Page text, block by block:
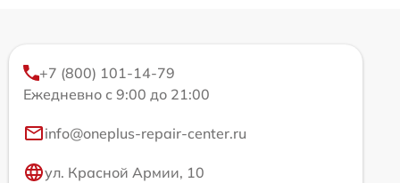
+7 (800) 101-14-79
Ежедневно с 9:00 до 21:00
info@oneplus-repair-center.ru
ул. Красной Армии, 10